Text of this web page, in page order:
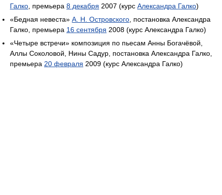
Галко , премьера 8 декабря 2007 (курс Александра Галко)
«Бедная невеста» А. Н. Островского , постановка Александра
Галко, премьера 16 сентября 2008 (курс Александра Галко)
«Четыре встречи» композиция по пьесам Анны Богачёвой,
Аллы Соколовой, Нины Садур, постановка Александра Галко,
премьера 20 февраля 2009 (курс Александра Галко)